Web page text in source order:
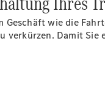
Van-Service
Pannenhilfe
und
wie die
verkürzen. Damit